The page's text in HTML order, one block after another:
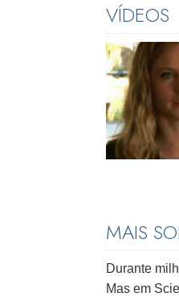
VÍDEOS
MAIS
Durante
Mas em